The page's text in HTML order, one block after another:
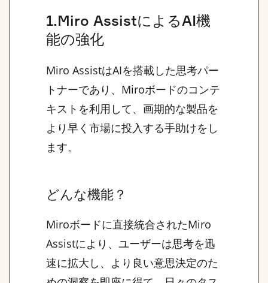
1.Miro AssistによるAI機
能の強化
Miro AssistはAIを搭載した思考パー
トナーであり、Miroボードのコンテ
キストを利用して、画期的な製品を
より早く市場に投入する手助けをし
ます。
どんな機能？
Miroボードに直接統合されたMiro
Assistにより、ユーザーは思考を迅
速に拡大し、より良い意思決定のた